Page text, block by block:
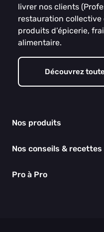
livrer nos clients
restauration collective
produits d’épicerie,
alimentaire.
Découvrez
Nos produits
Épicerie
Boissons
Nos conseils & recettes
Recettes
Pro à Pro